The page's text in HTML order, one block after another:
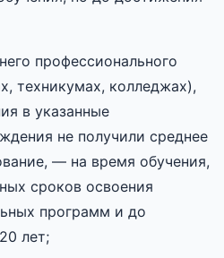
профессионального
техникумах, колледжах),
в указанные
не получили среднее
— на время обучения,
сроков освоения
программ и до
лет;